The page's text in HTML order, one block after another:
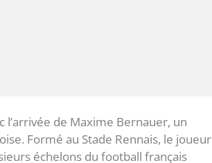
de Maxime Bernauer, un
Formé au Stade Rennais, le joueur
échelons du football français